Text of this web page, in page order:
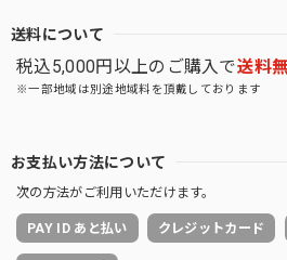
送料について
税込5,000円以上のご購入で送料
※一部地域は別途地域料を頂戴しております
お支払い方法について
次の方法がご利用いただけます。
PAY ID あと払い クレジットカード